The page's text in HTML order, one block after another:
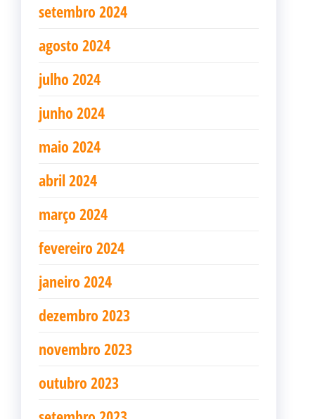
setembro 2024
agosto 2024
julho 2024
junho 2024
maio 2024
abril 2024
março 2024
fevereiro 2024
janeiro 2024
dezembro 2023
novembro 2023
outubro 2023